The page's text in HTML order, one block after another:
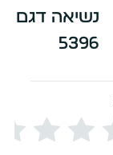
נשיאה דגם
5396